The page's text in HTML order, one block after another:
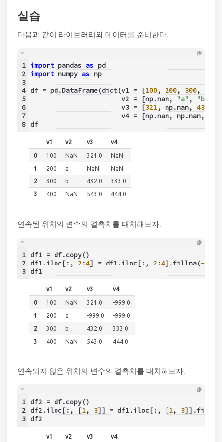
실습
다음과 같이 라이브러리와 데이터를 준비한다.
1
2
3
4
5
6
7
8
import pandas as pd
import numpy as np
df = pd.DataFrame(dict(v1 = [100, 200, 300,
                       v2 = [np.nan,
"a", "b"
                       v3 = [
321, np.nan, 432
                       v4 = [np.nan, np.nan,
df
v1 v2 v3 v4
0 100 NaN 321.0
NaN
1
200 a NaN
NaN
2
300 b 432.0
333.0
3
400 NaN 543.0 444.0
연속된 위치의 변수의 결측치를 대치해보자.
1
2
3
df1 = df.copy()
df1.iloc[:, 2:4] = df1.iloc[:, 2:4].fillna(-999
df1
v1 v2 v3 v4
0 100 NaN 321.0
-999.0
1
200 a -999.0
-999.0
2
300 b 432.0
333.0
3
400 NaN 543.0 444.0
연속되지 않은 위치의 변수의 결측치를 대치해보자.
1
2
3
df2 = df.copy()
df2.iloc[:, [1, 3]] = df1.iloc[:, [1, 3
df2
v1 v2 v3 v4